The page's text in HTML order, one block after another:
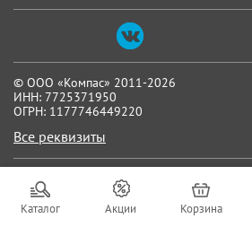
Каталог Акции Корзина
© ООО «Компас» 2011-2026
ИНН: 7725371950
ОГРН: 1177746449220
Все реквизиты